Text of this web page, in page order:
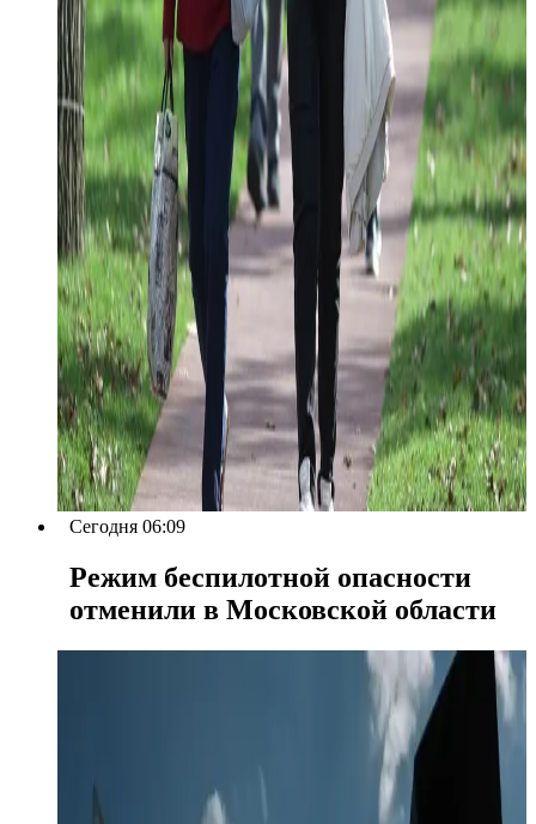
Сегодня 06:09
Режим беспилотной опасности
отменили в Московской области